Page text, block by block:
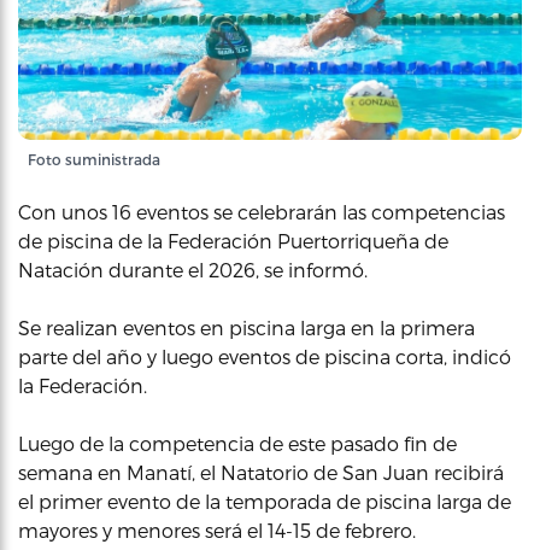
Foto suministrada
Con unos 16 eventos se celebrarán las competencias
de piscina de la Federación Puertorriqueña de
Natación durante el 2026, se informó.
Se realizan eventos en piscina larga en la primera
parte del año y luego eventos de piscina corta, indicó
la Federación.
Luego de la competencia de este pasado fin de
semana en Manatí, el Natatorio de San Juan recibirá
el primer evento de la temporada de piscina larga de
mayores y menores será el 14-15 de febrero.